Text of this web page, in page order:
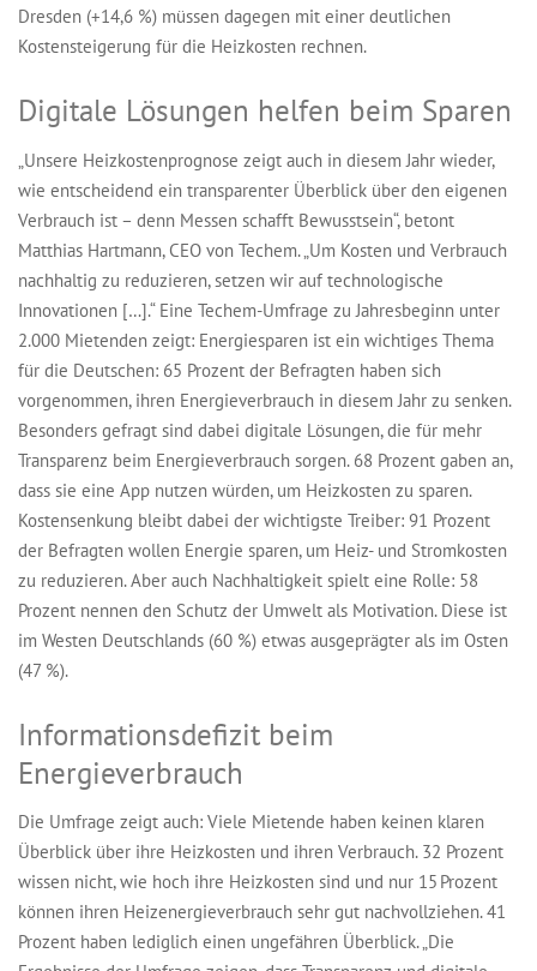
Dresden (+14,6 %) müssen dagegen mit einer deutlichen
Kostensteigerung für die Heizkosten rechnen.
Digitale Lösungen helfen beim Sparen
„Unsere Heizkostenprognose zeigt auch in diesem Jahr wieder,
wie entscheidend ein transparenter Überblick über den eigenen
Verbrauch ist – denn Messen schafft Bewusstsein“, betont
Matthias Hartmann, CEO von Techem. „Um Kosten und Verbrauch
nachhaltig zu reduzieren, setzen wir auf technologische
Innovationen […].“ Eine Techem-Umfrage zu Jahresbeginn unter
2.000 Mietenden zeigt: Energiesparen ist ein wichtiges Thema
für die Deutschen: 65 Prozent der Befragten haben sich
vorgenommen, ihren Energieverbrauch in diesem Jahr zu senken.
Besonders gefragt sind dabei digitale Lösungen, die für mehr
Transparenz beim Energieverbrauch sorgen. 68 Prozent gaben an,
dass sie eine App nutzen würden, um Heizkosten zu sparen.
Kostensenkung bleibt dabei der wichtigste Treiber: 91 Prozent
der Befragten wollen Energie sparen, um Heiz- und Stromkosten
zu reduzieren. Aber auch Nachhaltigkeit spielt eine Rolle: 58
Prozent nennen den Schutz der Umwelt als Motivation. Diese ist
im Westen Deutschlands (60 %) etwas ausgeprägter als im Osten
(47 %).
Informationsdefizit beim
Energieverbrauch
Die Umfrage zeigt auch: Viele Mietende haben keinen klaren
Überblick über ihre Heizkosten und ihren Verbrauch. 32 Prozent
wissen nicht, wie hoch ihre Heizkosten sind und nur 15 Prozent
können ihren Heizenergieverbrauch sehr gut nachvollziehen. 41
Prozent haben lediglich einen ungefähren Überblick. „Die